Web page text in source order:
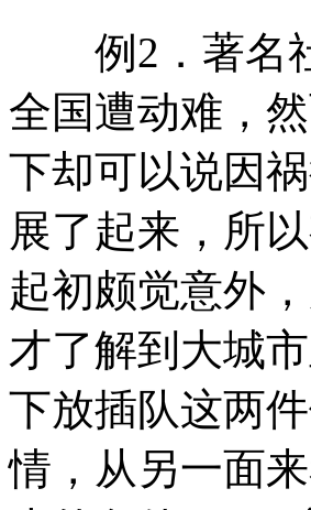
例2．著名社
全国遭动难，
下却可以说因
展了起来，所
起初颇觉意外
才了解到大城
下放插队这两
情，从另一面